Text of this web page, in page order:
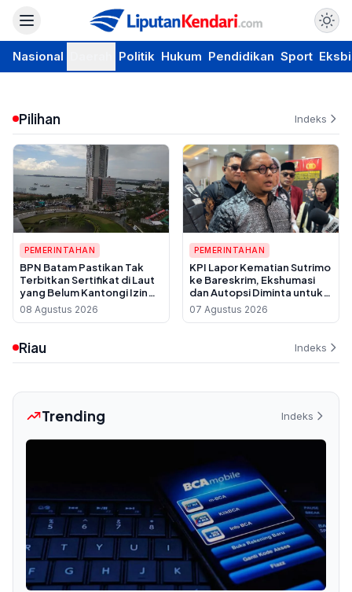
Nasional Politik Hukum Pendidikan Sport
Pilihan Indeks
PEMERINTAHAN
BPN Batam Pastikan Tak
Terbitkan Sertifikat di Laut
yang Belum Kantongi Izin
Reklamasi
08 Agustus 2026
PEMERINTAHAN
KPI Lapor Kematian Sutrimo
ke Bareskrim, Ekshumasi
dan Autopsi Diminta untuk
Usut Dugaan Pembunuhan
07 Agustus 2026
Riau Indeks
Trending Indeks